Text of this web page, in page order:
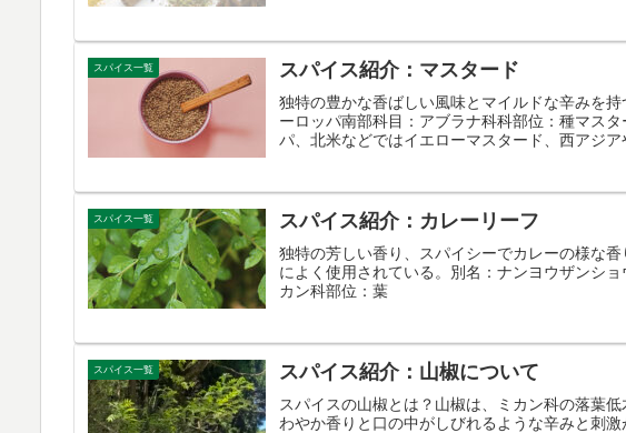
スパイス一覧 スパイス紹介：マスタード
独特の豊かな香ばしい風味とマイルドな辛みを
ーロッパ南部科目：アブラナ科科部位：種マス
パ、北米などではイエローマスタード、西アジ
スパイス一覧 スパイス紹介：カレーリーフ
独特の芳しい香り、スパイシーでカレーの様な
によく使用されている。別名：ナンヨウザンシ
カン科部位：葉
スパイス一覧 スパイス紹介：山椒について
スパイスの山椒とは？山椒は、ミカン科の落葉
わやか香りと口の中がしびれるような辛みと刺